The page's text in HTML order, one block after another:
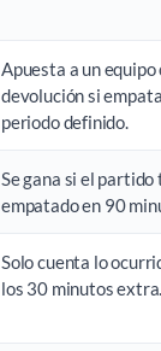
Apuesta a un equipo
devolución si
periodo definido.
Se gana si el partido
empatado en 90
Solo cuenta lo
los 30 minutos extra.